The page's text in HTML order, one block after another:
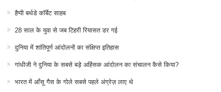
हैप्पी बर्थडे कॉर्बेट साहब
28 साल के युवा से जब टिहरी रियासत डर गई
दुनिया में शांतिपूर्ण आंदोलनों का संक्षिप्त इतिहास
गांधीजी ने दुनिया के सबसे बड़े अहिंसक आंदोलन का संचालन कैसे किया?
भारत में आँसू गैस के गोले सबसे पहले अंग्रेज़ लाए थे